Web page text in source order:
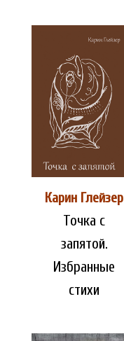
Карин Глейзер
Точка с
запятой.
Избранные
стихи